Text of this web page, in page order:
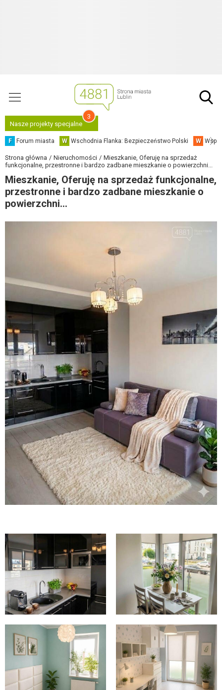
Nasze projekty specjalne
3
F Forum miasta W Wschodnia Flanka: Bezpieczeństwo Polski W
Strona główna Nieruchomości
Mieszkanie, Oferuję na sprzedaż
funkcjonalne, przestronne i bardzo zadbane mieszkanie o powierzchni...
Mieszkanie, Oferuję na sprzedaż funkcjonalne,
przestronne i bardzo zadbane mieszkanie o
powierzchni...